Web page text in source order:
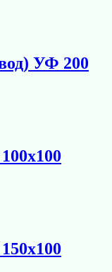
УФ 200